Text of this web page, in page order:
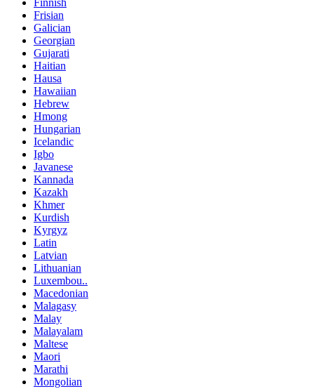
Finnish
Frisian
Galician
Georgian
Gujarati
Haitian
Hausa
Hawaiian
Hebrew
Hmong
Hungarian
Icelandic
Igbo
Javanese
Kannada
Kazakh
Khmer
Kurdish
Kyrgyz
Latin
Latvian
Lithuanian
Luxembou..
Macedonian
Malagasy
Malay
Malayalam
Maltese
Maori
Marathi
Mongolian